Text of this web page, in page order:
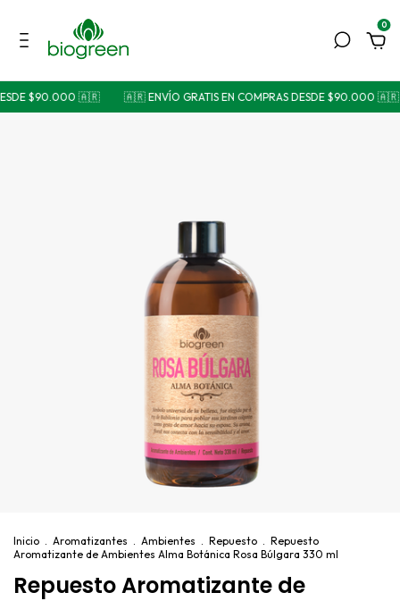
0
$90.000 🇦🇷 🇦🇷 ENVÍO GRATIS EN COMPRAS DESDE $90.000 🇦🇷
Inicio . Aromatizantes . Ambientes . Repuesto . Repuesto
Aromatizante de Ambientes Alma Botánica Rosa Búlgara 330 ml
Repuesto Aromatizante de